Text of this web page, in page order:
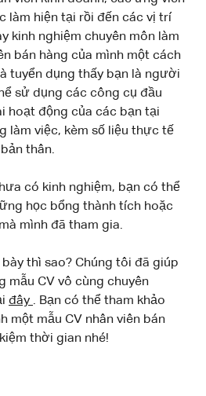
làm hiện tại rồi đến các vị trí
kinh nghiệm chuyên môn làm
bán hàng của mình một cách
tuyển dụng thấy bạn là người
sử dụng các công cụ đầu
hoạt động của các bạn tại
làm việc, kèm số liệu thực tế
thân.
có kinh nghiệm, bạn có thể
học bổng thành tích hoặc
mình đã tham gia.
thì sao? Chúng tôi đã giúp
mẫu CV vô cùng chuyên
đây . Bạn có thể tham khảo
một mẫu CV nhân viên bán
thời gian nhé!